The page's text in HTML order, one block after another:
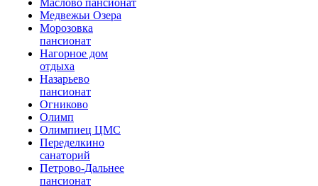
Маслово пансионат
Медвежьи Озера
Морозовка
пансионат
Нагорное дом
отдыха
Назарьево
пансионат
Огниково
Олимп
Олимпиец ЦМС
Переделкино
санаторий
Петрово-Дальнее
пансионат